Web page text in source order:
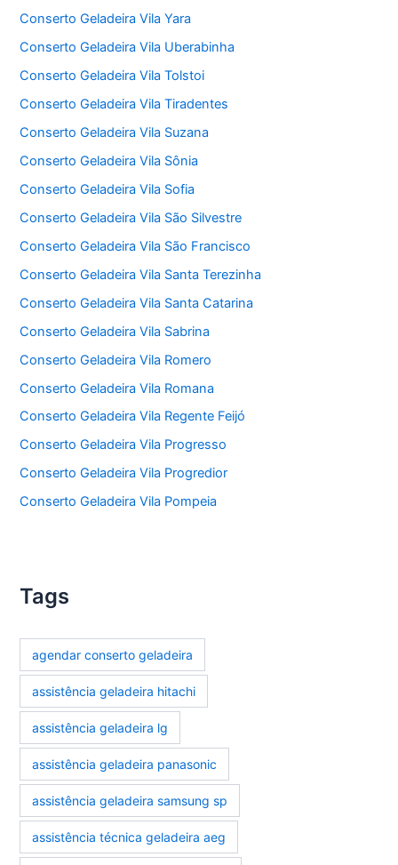
Conserto Geladeira Vila Yara
Conserto Geladeira Vila Uberabinha
Conserto Geladeira Vila Tolstoi
Conserto Geladeira Vila Tiradentes
Conserto Geladeira Vila Suzana
Conserto Geladeira Vila Sônia
Conserto Geladeira Vila Sofia
Conserto Geladeira Vila São Silvestre
Conserto Geladeira Vila São Francisco
Conserto Geladeira Vila Santa Terezinha
Conserto Geladeira Vila Santa Catarina
Conserto Geladeira Vila Sabrina
Conserto Geladeira Vila Romero
Conserto Geladeira Vila Romana
Conserto Geladeira Vila Regente Feijó
Conserto Geladeira Vila Progresso
Conserto Geladeira Vila Progredior
Conserto Geladeira Vila Pompeia
Tags
agendar conserto geladeira
assistência geladeira hitachi
assistência geladeira lg
assistência geladeira panasonic
assistência geladeira samsung sp
assistência técnica geladeira aeg